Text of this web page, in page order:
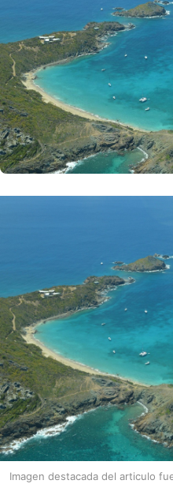
Imagen destacada del articulo